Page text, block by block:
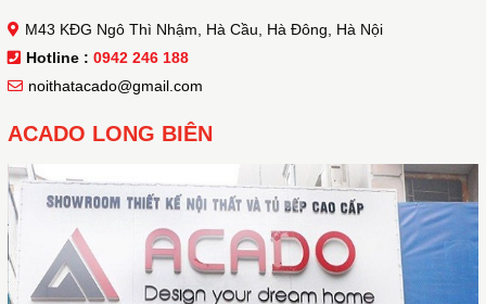
M43 KĐG Ngô Thì Nhậm, Hà Cầu, Hà Đông, Hà Nội
Hotline : 0942 246 188
noithatacado@gmail.com
ACADO LONG BIÊN